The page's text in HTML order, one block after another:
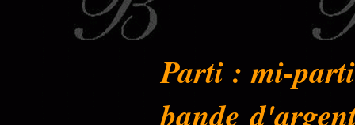
Parti : mi-
bande